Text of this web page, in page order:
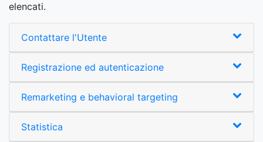
elencati.
Contattare l'Utente
Registrazione ed autenticazione
Remarketing e behavioral targeting
Statistica